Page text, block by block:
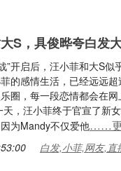
S，具俊晔夸白发
”开启后，汪小菲和大S似
的感情生活，已经远远
圈，每一段恋情都会在网
，汪小菲终于官宣了新
为Mandy不仅爱他……
白发,小菲,网友,直